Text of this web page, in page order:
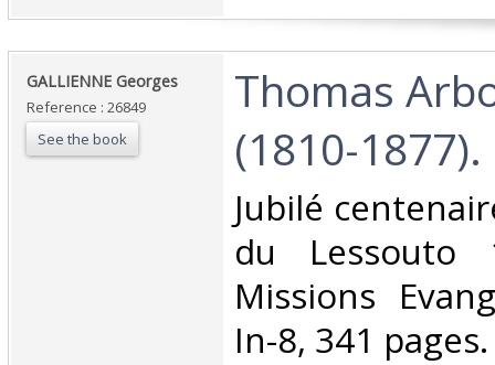
‎GALLIENNE Georges‎
Reference : 26849
See the book
‎Thomas
(1810-1877).‎
‎Jubilé
du Lessouto
Missions
In-8, 341